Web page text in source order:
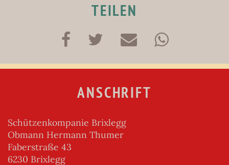
TEILEN
ANSCHRIFT
Schützenkompanie Brixlegg
Obmann Hermann Thumer
Faberstraße 43
6230 Brixlegg